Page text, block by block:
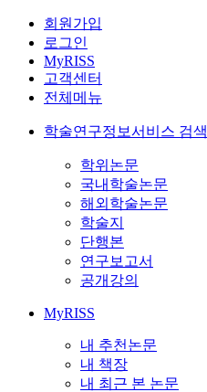
회원가입
로그인
MyRISS
고객센터
전체메뉴
학술연구정보서비스 검색
학위논문
국내학술논문
해외학술논문
학술지
단행본
연구보고서
공개강의
MyRISS
내 추천논문
내 책장
내 최근 본 논문